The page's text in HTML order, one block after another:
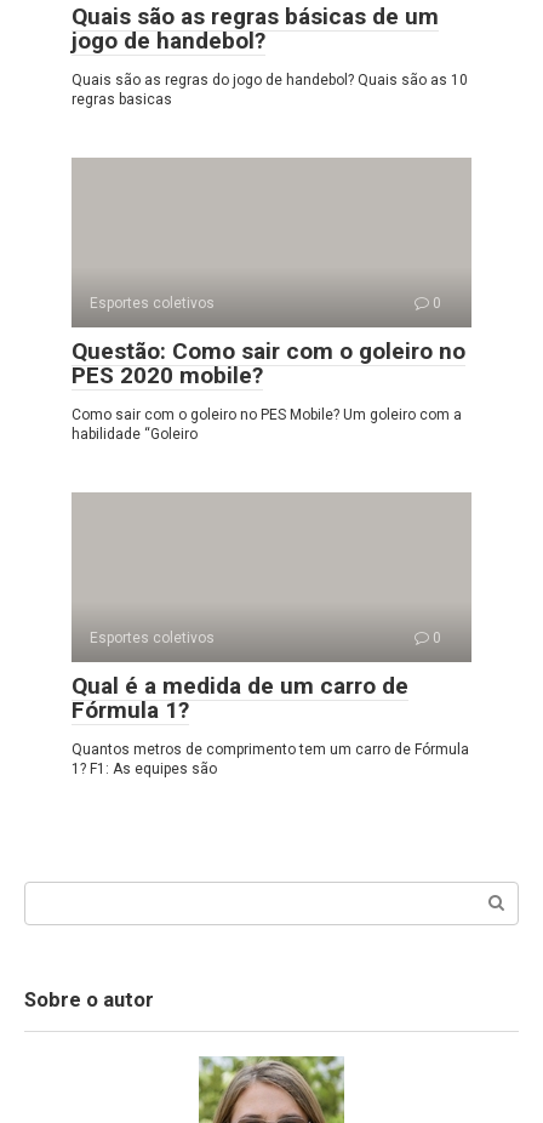
Quais são as regras básicas de um
jogo de handebol?
Quais são as regras do jogo de handebol? Quais são as 10
regras basicas
Esportes coletivos 0
Questão: Como sair com o goleiro no
PES 2020 mobile?
Como sair com o goleiro no PES Mobile? Um goleiro com a
habilidade “Goleiro
Esportes coletivos 0
Qual é a medida de um carro de
Fórmula 1?
Quantos metros de comprimento tem um carro de Fórmula
1? F1: As equipes são
Sobre o autor